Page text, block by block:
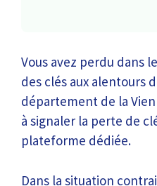
Vous avez perdu dans
des clés aux alentours
département de la
à signaler la perte de
plateforme dédiée.
Dans la situation